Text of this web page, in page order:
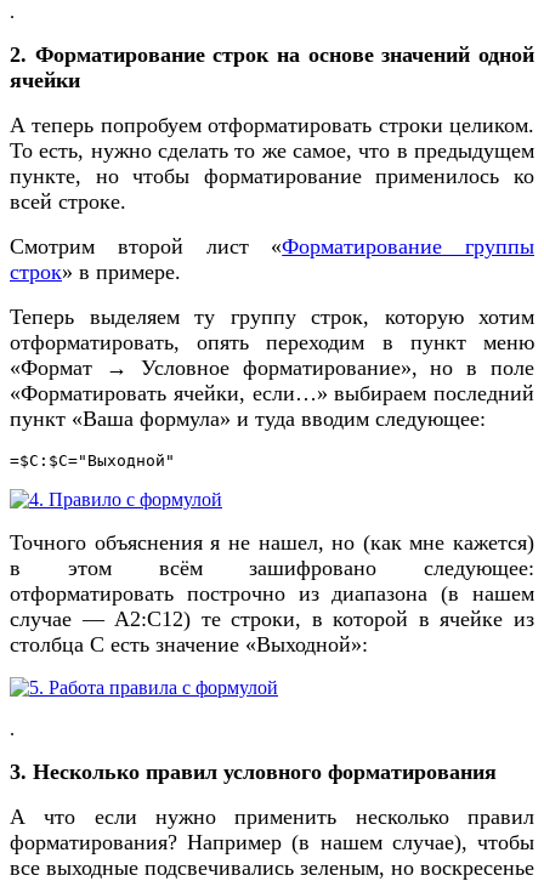
.
2. Форматирование строк на основе значений одной
ячейки
А теперь попробуем отформатировать строки целиком.
То есть, нужно сделать то же самое, что в предыдущем
пункте, но чтобы форматирование применилось ко
всей строке.
Смотрим второй лист «Форматирование группы
строк» в примере.
Теперь выделяем ту группу строк, которую хотим
отформатировать, опять переходим в пункт меню
«Формат → Условное форматирование», но в поле
«Форматировать ячейки, если…» выбираем последний
пункт «Ваша формула» и туда вводим следующее:
=$C:$C="Выходной"
Точного объяснения я не нашел, но (как мне кажется)
в этом всём зашифровано следующее:
отформатировать построчно из диапазона (в нашем
случае — A2:C12) те строки, в которой в ячейке из
столбца C есть значение «Выходной»:
.
3. Несколько правил условного форматирования
А что если нужно применить несколько правил
форматирования? Например (в нашем случае), чтобы
все выходные подсвечивались зеленым, но воскресенье